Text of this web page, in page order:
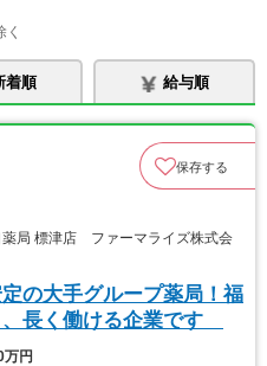
着順 給与順
保存する
局 標津店 ファーマライズ株式会
の大手グループ薬局！福
長く働ける企業です
万円